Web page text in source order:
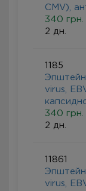
CMV),
340 грн.
2 дн.
1185
virus,
340 грн.
2 дн.
11861
virus,